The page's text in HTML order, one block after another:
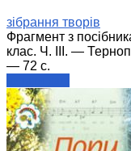
зібрання творів
Фрагмент з
клас. Ч. ІІІ. —
— 72 с.